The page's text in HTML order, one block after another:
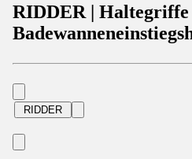
RIDDER |
RIDDER